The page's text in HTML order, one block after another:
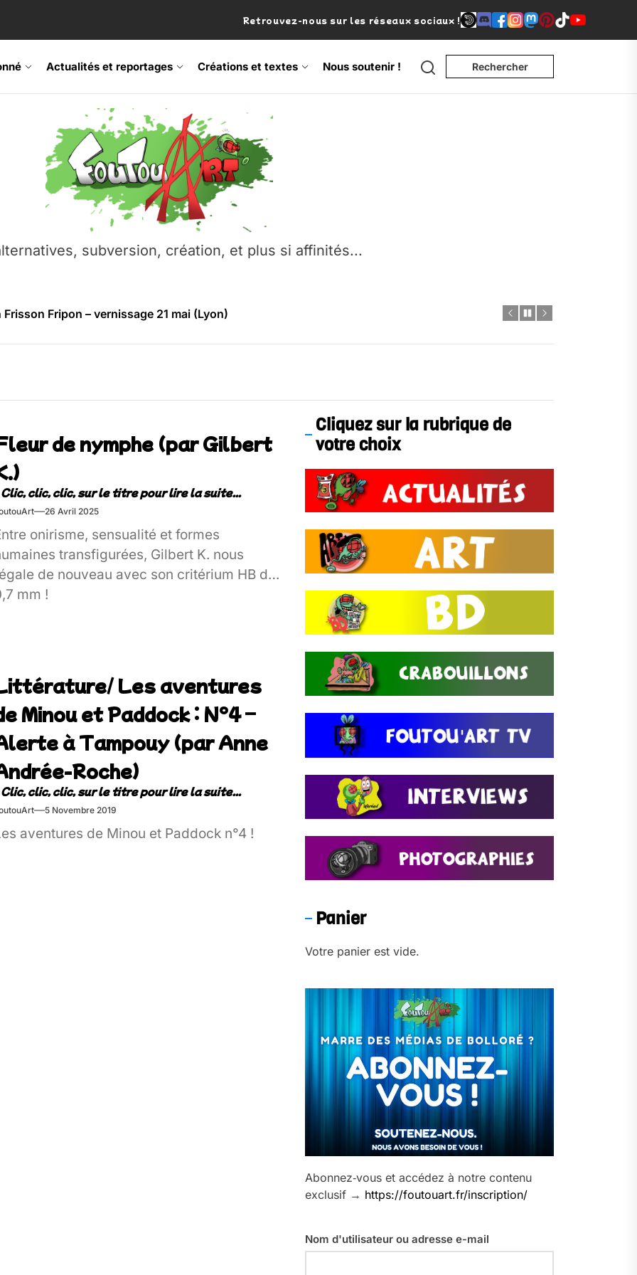
Retrouvez-nous sur les réseaux sociaux !
Actualités et reportages Créations et textes Nous soutenir ! Search Rechercher
subversion, création, et plus si affinités...
Fripon – vernissage 21 mai (Lyon)
Festival – Samedi 18 juillet (Vaulx-en-Velin)
Ŝtono, un livre réalisé par Michaël Moretti & Pierre Lacôte
contre l’A412 à l’Établi (Haute-Savoie)
Fripon – vernissage 21 mai (Lyon)
Festival – Samedi 18 juillet (Vaulx-en-Velin)
de nymphe (par Gilbert
26 Avril 2025
onirisme, sensualité et formes
transfigurées, Gilbert K. nous
de nouveau avec son critérium HB de
mm !
Les aventures
Minou et Paddock : N°4 –
à Tampouy (par Anne
Roche)
5 Novembre 2019
aventures de Minou et Paddock n°4 !
Cliquez sur la rubrique de
votre choix
Panier
Votre panier est vide.
Abonnez‑vous et accédez à notre contenu
exclusif → https://foutouart.fr/inscription/
Nom d'utilisateur ou adresse e-mail